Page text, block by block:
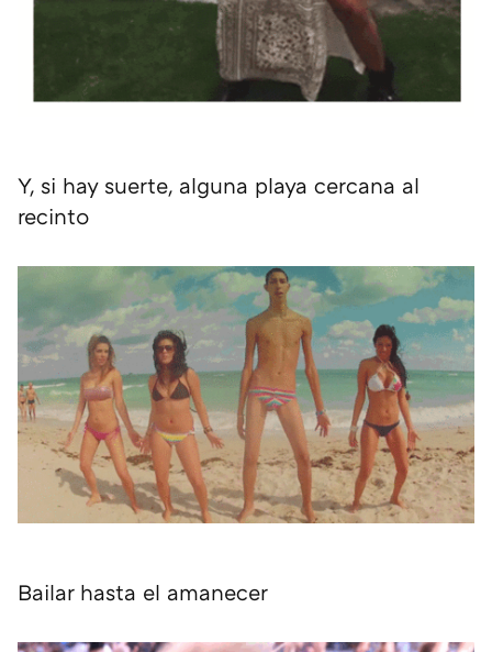
Y, si hay suerte, alguna playa cercana al
recinto
Bailar hasta el amanecer